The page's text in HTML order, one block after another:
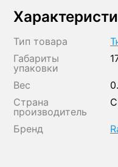
Тип товара
Габариты
упаковки
Вес
Страна
производитель
Бренд